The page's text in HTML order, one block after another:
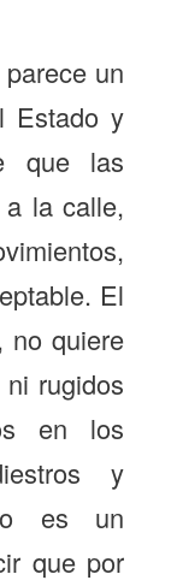
un
Estado y
que las
la calle,
El
no quiere
rugidos
en los
y
es un
que por